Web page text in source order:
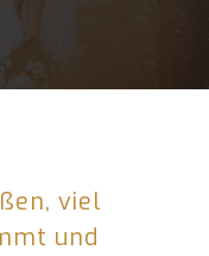
viel
und